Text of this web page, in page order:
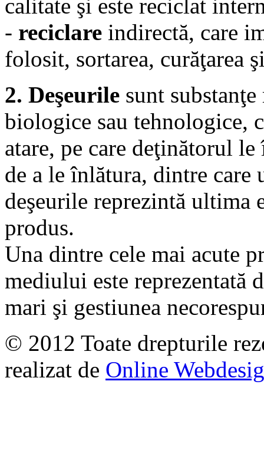
calitate şi este reciclat
- reciclare indirectă, care
folosit, sortarea, curăţarea
2. Deşeurile sunt
biologice sau tehnologice,
atare, pe care deţinătorul
de a le înlătura, dintre
deşeurile reprezintă ultima
produs.
Una dintre cele mai acute
mediului este reprezentată
mari şi gestiunea
© 2012 Toate drepturile
realizat de Online